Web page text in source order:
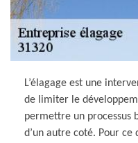
L’élagage est une
de limiter le
permettre un processus
d’un autre coté. Pour